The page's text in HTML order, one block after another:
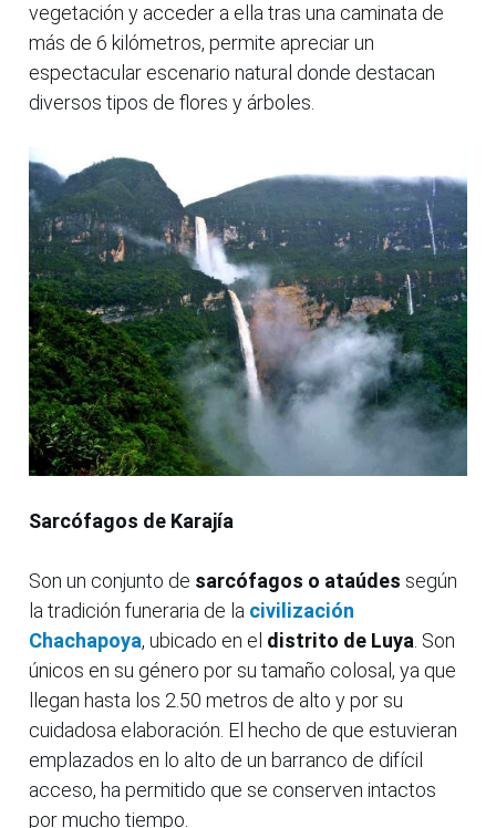
vegetación y acceder a ella tras una caminata de
más de 6 kilómetros, permite apreciar un
espectacular escenario natural donde destacan
diversos tipos de flores y árboles.
Sarcófagos de Karajía
Son un conjunto de sarcófagos o ataúdes según
la tradición funeraria de la civilización
Chachapoya, ubicado en el distrito de Luya. Son
únicos en su género por su tamaño colosal, ya que
llegan hasta los 2.50 metros de alto y por su
cuidadosa elaboración. El hecho de que estuvieran
emplazados en lo alto de un barranco de difícil
acceso, ha permitido que se conserven intactos
por mucho tiempo.